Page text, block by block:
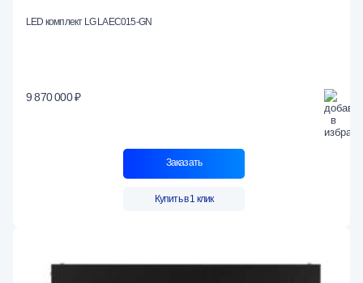
LED комплект LG LAEC015-GN
9 870 000 ₽
Заказать
Купить в 1 клик